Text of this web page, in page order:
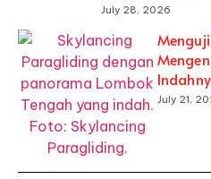
July 28, 2026
July 21,